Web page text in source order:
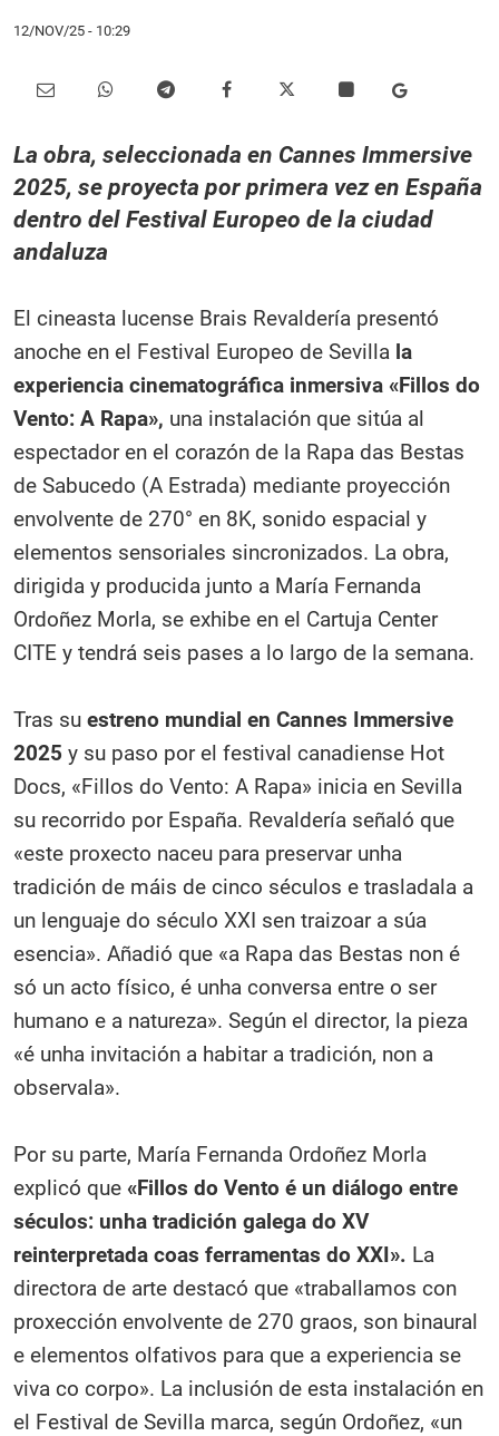
12/NOV/25 - 10:29
La obra, seleccionada en Cannes Immersive
2025, se proyecta por primera vez en España
dentro del Festival Europeo de la ciudad
andaluza
El cineasta lucense Brais Revaldería presentó
anoche en el Festival Europeo de Sevilla la
experiencia cinematográfica inmersiva «Fillos do
Vento: A Rapa», una instalación que sitúa al
espectador en el corazón de la Rapa das Bestas
de Sabucedo (A Estrada) mediante proyección
envolvente de 270° en 8K, sonido espacial y
elementos sensoriales sincronizados. La obra,
dirigida y producida junto a María Fernanda
Ordoñez Morla, se exhibe en el Cartuja Center
CITE y tendrá seis pases a lo largo de la semana.
Tras su estreno mundial en Cannes Immersive
2025 y su paso por el festival canadiense Hot
Docs, «Fillos do Vento: A Rapa» inicia en Sevilla
su recorrido por España. Revaldería señaló que
«este proxecto naceu para preservar unha
tradición de máis de cinco séculos e trasladala a
un lenguaje do século XXI sen traizoar a súa
esencia». Añadió que «a Rapa das Bestas non é
só un acto físico, é unha conversa entre o ser
humano e a natureza». Según el director, la pieza
«é unha invitación a habitar a tradición, non a
observala».
Por su parte, María Fernanda Ordoñez Morla
explicó que «Fillos do Vento é un diálogo entre
séculos: unha tradición galega do XV
reinterpretada coas ferramentas do XXI». La
directora de arte destacó que «traballamos con
proxección envolvente de 270 graos, son binaural
e elementos olfativos para que a experiencia se
viva co corpo». La inclusión de esta instalación en
el Festival de Sevilla marca, según Ordoñez, «un